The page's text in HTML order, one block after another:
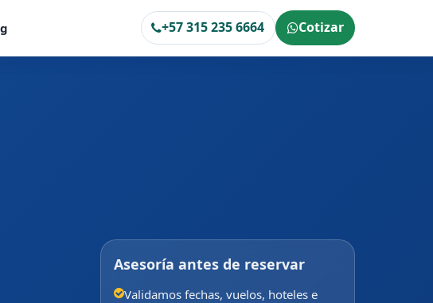
+57 315 235 6664 Cotizar
Asesoría antes de reservar
Validamos fechas, vuelos, hoteles e